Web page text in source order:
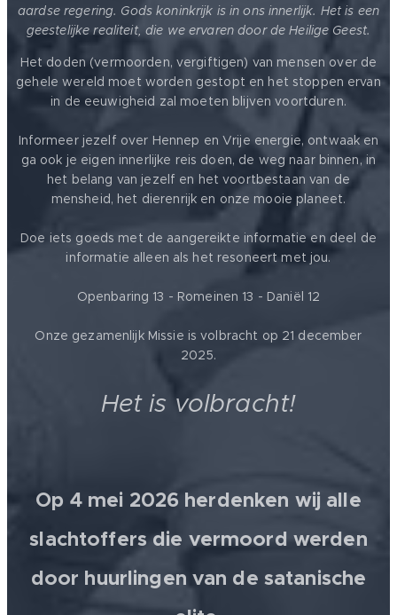
aardse regering. Gods koninkrijk is in ons innerlijk. Het is een
geestelijke realiteit, die we ervaren door de Heilige Geest.
Het doden (vermoorden, vergiftigen) van mensen over de
gehele wereld moet worden gestopt en het stoppen ervan
in de eeuwigheid zal moeten blijven voortduren.
Informeer jezelf over Hennep en Vrije energie, ontwaak en
ga ook je eigen innerlijke reis doen, de weg naar binnen, in
het belang van jezelf en het voortbestaan van de
mensheid, het dierenrijk en onze mooie planeet.
Doe iets goeds met de aangereikte informatie en deel de
informatie alleen als het resoneert met jou.
Openbaring 13 - Romeinen 13 - Daniël 12
Onze gezamenlijk Missie is volbracht op 21 december
2025.
Het is volbracht!
Op 4 mei 2026 herdenken wij alle
slachtoffers die vermoord werden
door huurlingen van de satanische